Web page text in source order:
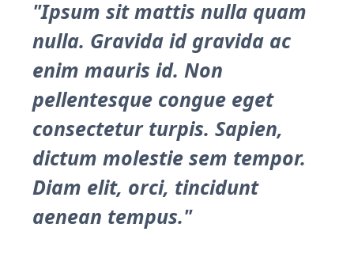
"Ipsum sit mattis nulla quam
nulla. Gravida id gravida ac
enim mauris id. Non
pellentesque congue eget
consectetur turpis. Sapien,
dictum molestie sem tempor.
Diam elit, orci, tincidunt
aenean tempus."